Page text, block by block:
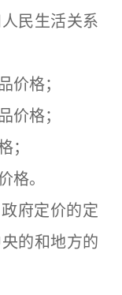
民生活关系
格；
格；
。
府定价的定
的和地方的